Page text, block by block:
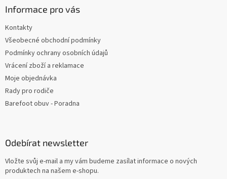
Informace pro vás
Kontakty
Všeobecné obchodní podmínky
Podmínky ochrany osobních údajů
Vrácení zboží a reklamace
Moje objednávka
Rady pro rodiče
Barefoot obuv - Poradna
Odebírat newsletter
Vložte svůj e-mail a my vám budeme zasílat informace o nových
produktech na našem e-shopu.